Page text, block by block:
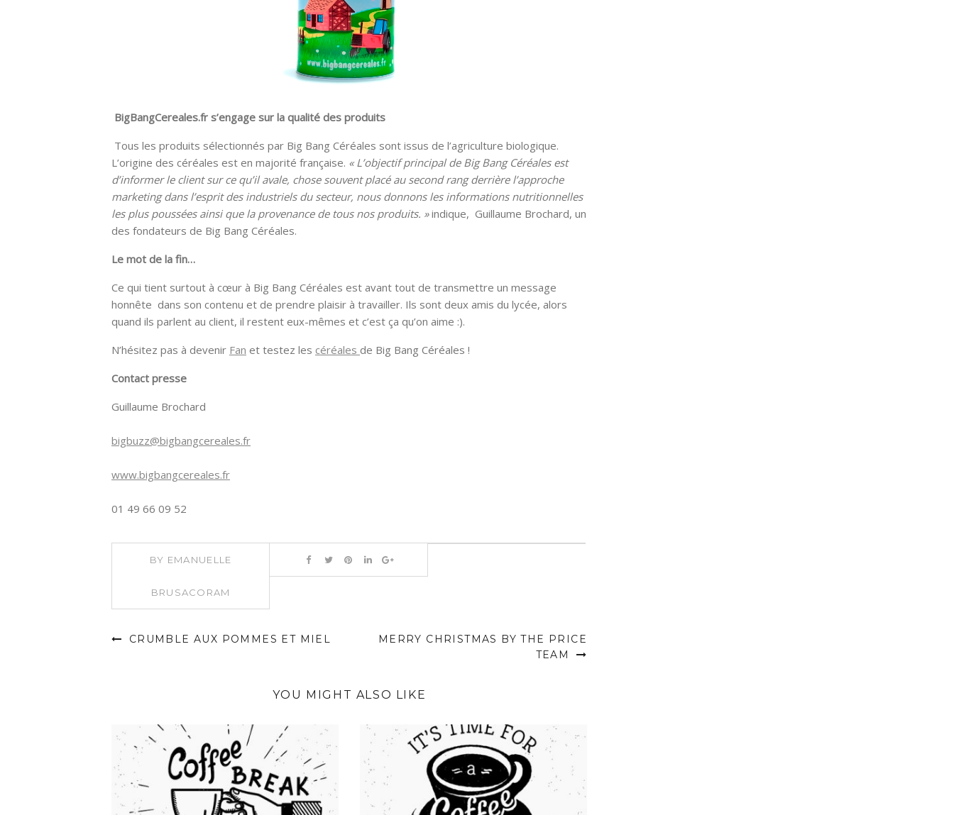
BigBangCereales.fr s’engage sur la qualité des produits
Tous les produits sélectionnés par Big Bang Céréales sont issus de l’agriculture biologique.
L’origine des céréales est en majorité française. « L’objectif principal de Big Bang Céréales est
d’informer le client sur ce qu’il avale, chose souvent placé au second rang derrière l’approche
marketing dans l’esprit des industriels du secteur, nous donnons les informations nutritionnelles
les plus poussées ainsi que la provenance de tous nos produits. »indique, Guillaume Brochard, un
des fondateurs de Big Bang Céréales.
Le mot de la fin…
Ce qui tient surtout à cœur à Big Bang Céréales est avant tout de transmettre un message
honnête dans son contenu et de prendre plaisir à travailler. Ils sont deux amis du lycée, alors
quand ils parlent au client, il restent eux-mêmes et c’est ça qu’on aime :).
N’hésitez pas à devenir Fan et testez les céréales de Big Bang Céréales !
Contact presse
Guillaume Brochard
bigbuzz@bigbangcereales.fr
www.bigbangcereales.fr
01 49 66 09 52
BY EMANUELLE
BRUSACORAM
CRUMBLE AUX POMMES ET MIEL
MERRY CHRISTMAS BY THE PRICE
TEAM
YOU MIGHT ALSO LIKE